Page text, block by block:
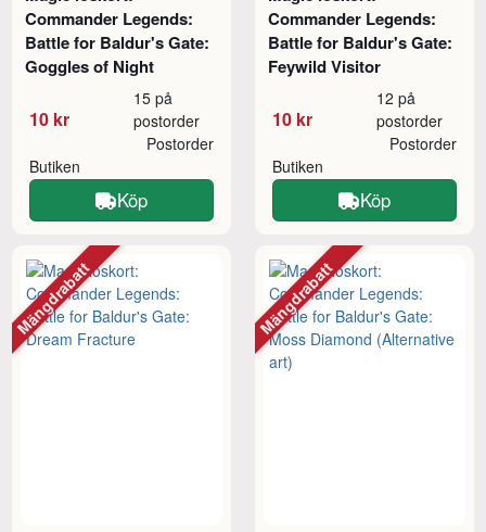
Commander Legends:
Battle for Baldur's Gate:
Goggles of Night
10 kr
15 på
postorder
Butiken
Postorder
Köp
Commander Legends:
Battle for Baldur's Gate:
Feywild Visitor
10 kr
12 på
postorder
Butiken
Postorder
Köp
Mängdrabatt Mängdrabatt